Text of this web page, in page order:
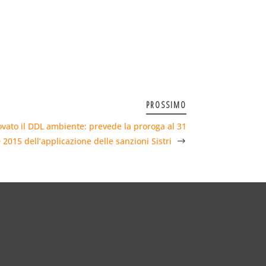
PROSSIMO
il DDL ambiente: prevede la proroga al 31
dell’applicazione delle sanzioni Sistri